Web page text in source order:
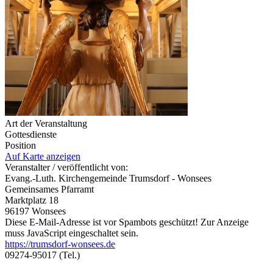
Art der Veranstaltung
Gottesdienste
Position
Auf Karte anzeigen
Veranstalter / veröffentlicht von:
Evang.-Luth. Kirchengemeinde Trumsdorf - Wonsees
Gemeinsames Pfarramt
Marktplatz 18
96197 Wonsees
Diese E-Mail-Adresse ist vor Spambots geschützt! Zur Anzeige
muss JavaScript eingeschaltet sein.
https://trumsdorf-wonsees.de
09274-95017 (Tel.)